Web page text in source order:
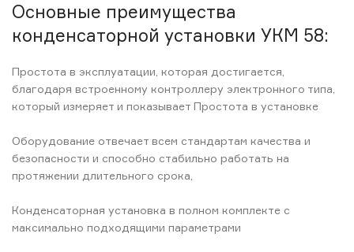
Основные преимущества
конденсаторной установки УКМ 58:
Простота в эксплуатации, которая достигается,
благодаря встроенному контроллеру электронного типа,
который измеряет и показывает Простота в установке
Оборудование отвечает всем стандартам качества и
безопасности и способно стабильно работать на
протяжении длительного срока,
Конденсаторная установка в полном комплекте с
максимально подходящими параметрами